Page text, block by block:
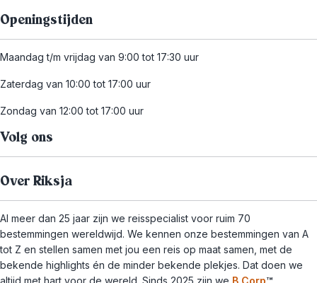
Openingstijden
Maandag t/m vrijdag van 9:00 tot 17:30 uur
Zaterdag van 10:00 tot 17:00 uur
Zondag van 12:00 tot 17:00 uur
Volg ons
Over Riksja
Al meer dan 25 jaar zijn we reisspecialist voor ruim 70
bestemmingen wereldwijd. We kennen onze bestemmingen van A
tot Z en stellen samen met jou een reis op maat samen, met de
bekende highlights én de minder bekende plekjes. Dat doen we
altijd met hart voor de wereld. Sinds 2025 zijn we B Corp™